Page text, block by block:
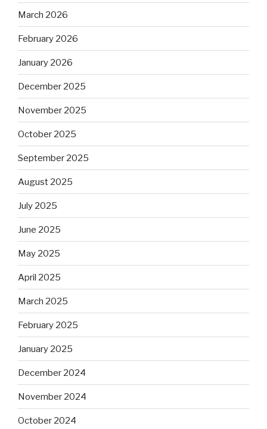
March 2026
February 2026
January 2026
December 2025
November 2025
October 2025
September 2025
August 2025
July 2025
June 2025
May 2025
April 2025
March 2025
February 2025
January 2025
December 2024
November 2024
October 2024